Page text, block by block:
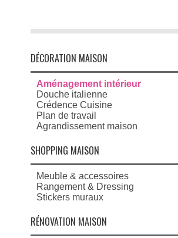
DÉCORATION MAISON
Aménagement intérieur
Douche italienne
Crédence Cuisine
Plan de travail
Agrandissement maison
SHOPPING MAISON
Meuble & accessoires
Rangement & Dressing
Stickers muraux
RÉNOVATION MAISON